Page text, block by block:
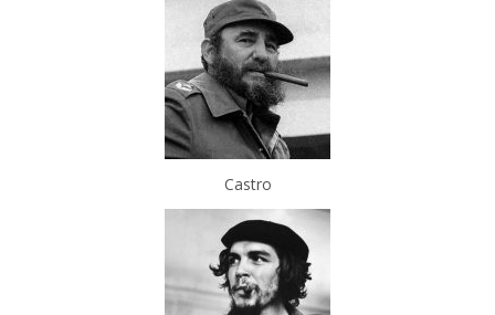
Castro